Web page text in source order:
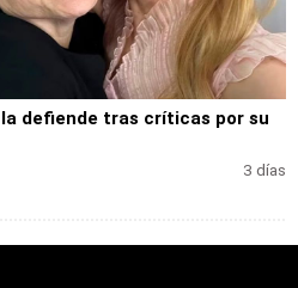
defiende tras críticas por su
3 días